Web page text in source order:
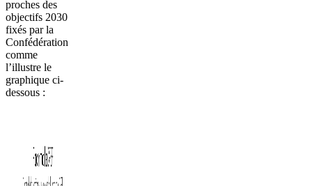
proches des
objectifs 2030
fixés par la
Confédération
comme
l’illustre le
graphique ci-
dessous :